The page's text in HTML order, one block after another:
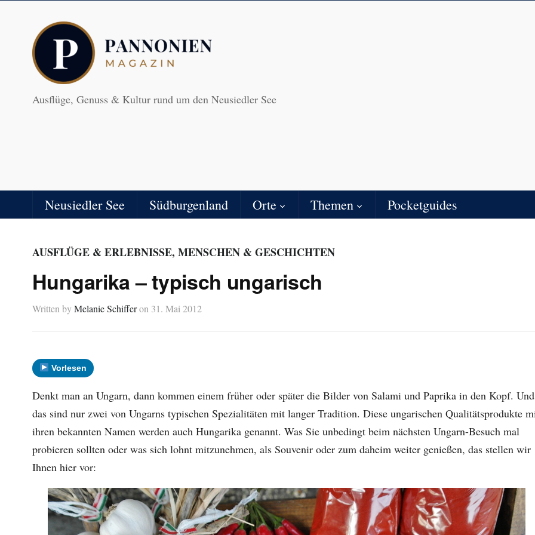
Ausflüge, Genuss & Kultur rund um den Neusiedler See
Neusiedler See Südburgenland Orte Themen Pocketguides
AUSFLÜGE & ERLEBNISSE, MENSCHEN & GESCHICHTEN
Hungarika – typisch ungarisch
Written byMelanie Schiffer on 31. Mai 2012
Vorlesen
Denkt man an Ungarn, dann kommen einem früher oder später die Bilder von Salami und Paprika in den Kopf. Und
das sind nur zwei von Ungarns typischen Spezialitäten mit langer Tradition. Diese ungarischen Qualitätsprodukte
ihren bekannten Namen werden auch Hungarika genannt. Was Sie unbedingt beim nächsten Ungarn-Besuch mal
probieren sollten oder was sich lohnt mitzunehmen, als Souvenir oder zum daheim weiter genießen, das stellen wir
Ihnen hier vor: